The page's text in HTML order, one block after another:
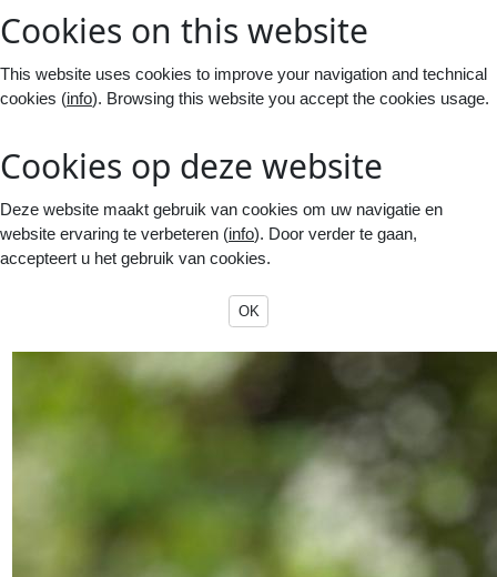
Cookies on this website
This website uses cookies to improve your navigation and technical
cookies (info). Browsing this website you accept the cookies usage.
Cookies op deze website
Deze website maakt gebruik van cookies om uw navigatie en
website ervaring te verbeteren (info). Door verder te gaan,
accepteert u het gebruik van cookies.
OK